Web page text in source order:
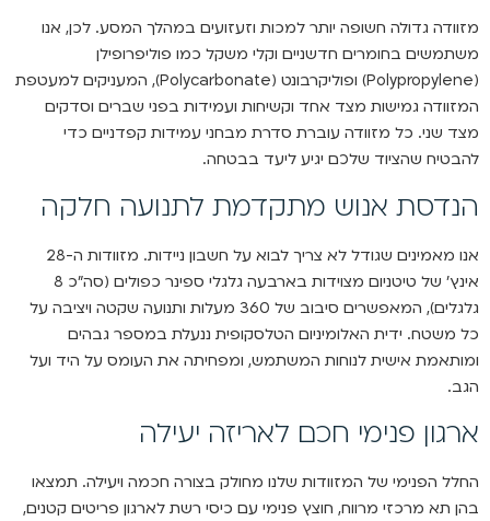
מזוודה גדולה חשופה יותר למכות וזעזועים במהלך המסע. לכן, אנו
משתמשים בחומרים חדשניים וקלי משקל כמו פוליפרופילן
(Polypropylene) ופוליקרבונט (Polycarbonate), המעניקים למעטפת
המזוודה גמישות מצד אחד וקשיחות ועמידות בפני שברים וסדקים
מצד שני. כל מזוודה עוברת סדרת מבחני עמידות קפדניים כדי
להבטיח שהציוד שלכם יגיע ליעד בבטחה.
הנדסת אנוש מתקדמת לתנועה חלקה
אנו מאמינים שגודל לא צריך לבוא על חשבון ניידות. מזוודות ה-28
אינץ’ של טיטניום מצוידות בארבעה גלגלי ספינר כפולים (סה”כ 8
גלגלים), המאפשרים סיבוב של 360 מעלות ותנועה שקטה ויציבה על
כל משטח. ידית האלומיניום הטלסקופית ננעלת במספר גבהים
ומותאמת אישית לנוחות המשתמש, ומפחיתה את העומס על היד ועל
הגב.
ארגון פנימי חכם לאריזה יעילה
החלל הפנימי של המזוודות שלנו מחולק בצורה חכמה ויעילה. תמצאו
בהן תא מרכזי מרווח, חוצץ פנימי עם כיסי רשת לארגון פריטים קטנים,